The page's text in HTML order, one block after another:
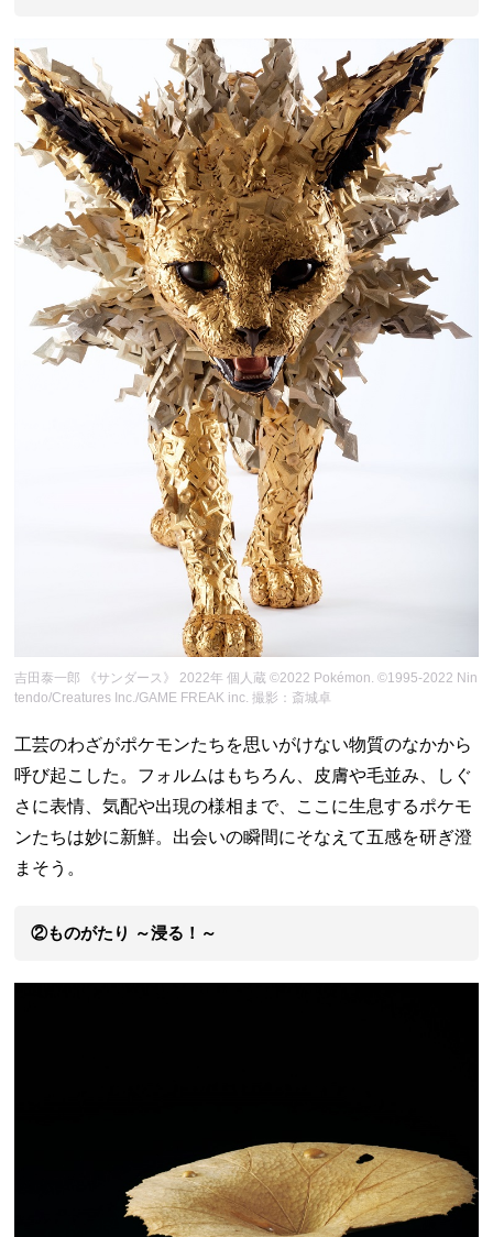
吉田泰一郎 《サンダース》 2022年 個人蔵 ©2022 Pokémon. ©1995-2022 Nin
tendo/Creatures Inc./GAME FREAK inc. 撮影：斎城卓
工芸のわざがポケモンたちを思いがけない物質のなかから
呼び起こした。フォルムはもちろん、皮膚や毛並み、しぐ
さに表情、気配や出現の様相まで、ここに生息するポケモ
ンたちは妙に新鮮。出会いの瞬間にそなえて五感を研ぎ澄
まそう。
②ものがたり ～浸る！～